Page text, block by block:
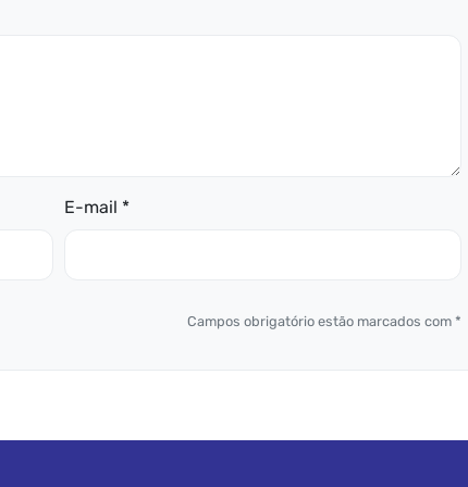
E-mail *
Campos obrigatório estão marcados com *